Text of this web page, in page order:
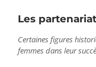
Les
Certaines figures
femmes dans leur